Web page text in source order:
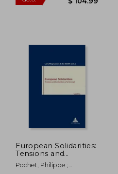
$ 104.99
European Solidarities:
Tensions and
Contentions of a
Concept (en Inglés)
Pochet, Philippe ;